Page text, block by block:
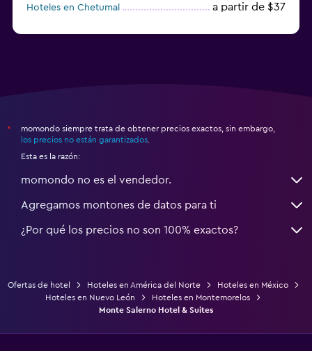
Hoteles en Chetumal a partir de $37
*
momondo siempre trata de obtener precios exactos, sin embargo,
los precios no están garantizados
Esta es la razón:
momondo no es el vendedor.
Agregamos montones de datos para ti
¿Por qué los precios no son 100% exactos?
Ofertas de hotel Hoteles en América del Norte
Hoteles en México
Hoteles en Nuevo León
Hoteles en Montemorelos
Monte Salerno Hotel & Suites